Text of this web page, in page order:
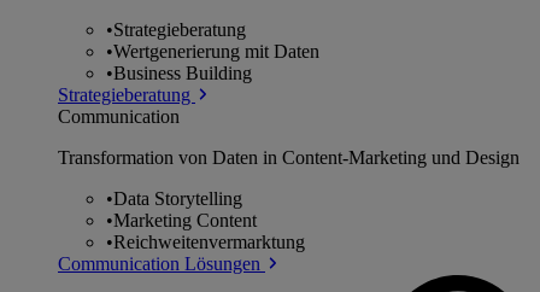
•Strategieberatung
•Wertgenerierung mit Daten
•Business Building
Strategieberatung
Communication
Transformation von Daten in Content-Marketing und Design
•Data Storytelling
•Marketing Content
•Reichweitenvermarktung
Communication Lösungen